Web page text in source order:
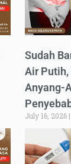
Sudah
Air
Anyang-
July 16, 2026